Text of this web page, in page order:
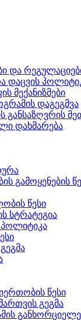
და
დაცვის
მექანიზმები
დაგეგმვა
განსაზღვრის
დახმარება
გამოყენების
წესი
სტრატეგია
წესი
გეგმა